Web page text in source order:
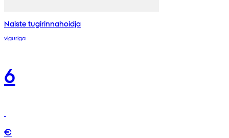
Naiste tugirinnahoidja
viguriga
6
€